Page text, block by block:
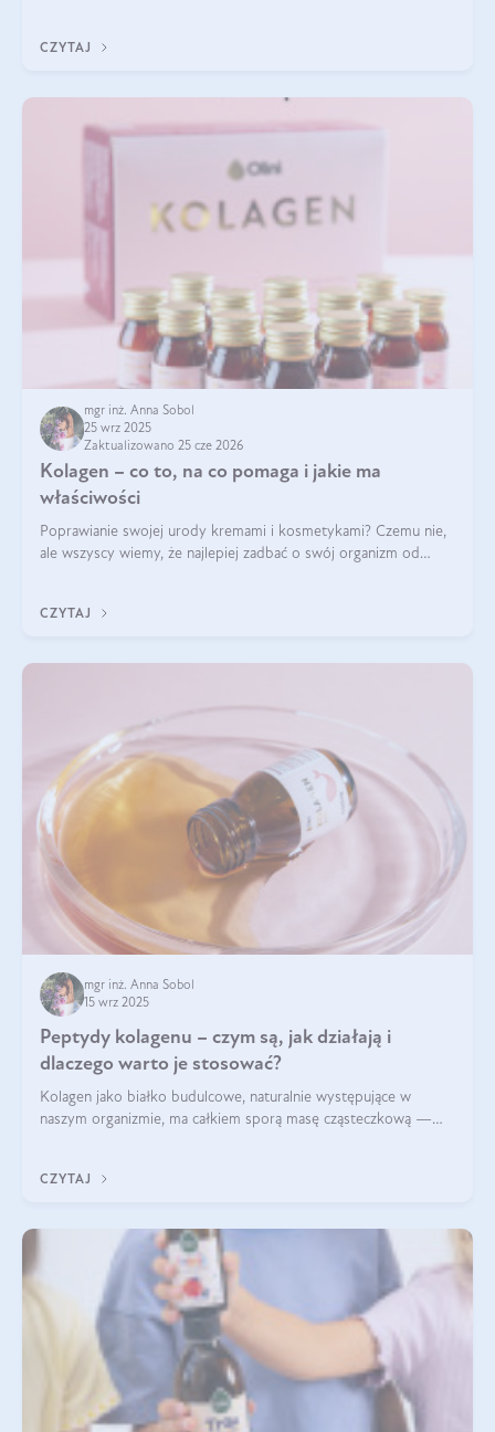
CZYTAJ
mgr inż. Anna Sobol
25 wrz 2025
Zaktualizowano 25 cze 2026
Kolagen – co to, na co pomaga i jakie ma
właściwości
Poprawianie swojej urody kremami i kosmetykami? Czemu nie,
ale wszyscy wiemy, że najlepiej zadbać o swój organizm od
wysokiej jakości suplem
CZYTAJ
mgr inż. Anna Sobol
15 wrz 2025
Peptydy kolagenu – czym są, jak działają i
dlaczego warto je stosować?
Kolagen jako białko budulcowe, naturalnie występujące w
naszym organizmie, ma całkiem sporą masę cząsteczkową —
bardziej biodostępny
CZYTAJ